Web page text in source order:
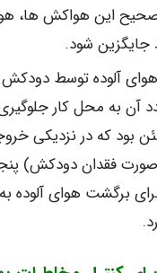
صحیح این هواکش ها،
جایگزین شود.
آلوده توسط دودکش
آن به محل کار
بود که در نزدیکی
صورت فقدان دودکش)
برگشت هوای آلوده